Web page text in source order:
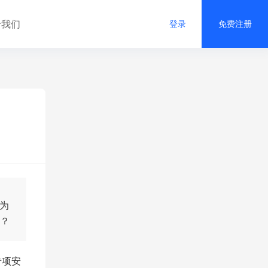
们 登录 免费注册
安